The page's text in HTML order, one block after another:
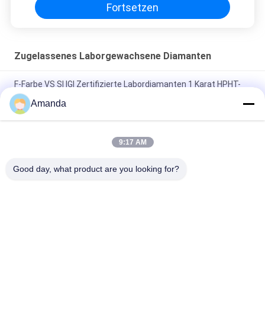
Fortsetzen
Zugelassenes Laborgewachsene Diamanten
F-Farbe VS SI IGI Zertifizierte Labordiamanten 1 Karat HPHT-
Diamant
3ct G H Farbe VS SI HPHT IGI Zertifizierte
Laborausgewachsene Diamanten
der Diamant-HIJ GEGEN SI
Amanda
9:17 AM
Good day, what product are you looking for?